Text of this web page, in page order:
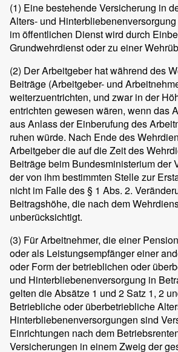
(1) Eine bestehende Versicherung in
Alters- und
im öffentlichen Dienst wird durch
Grundwehrdienst oder zu einer
(2) Der Arbeitgeber hat während des
Beiträge (Arbeitgeber- und
weiterzuentrichten, und zwar in der
entrichten gewesen wären, wenn das
aus Anlass der Einberufung des
ruhen würde. Nach Ende des
Arbeitgeber die auf die Zeit des
Beiträge beim Bundesministerium der
der von ihm bestimmten Stelle zur
nicht im Falle des § 1 Abs. 2.
Beitragshöhe, die nach dem
unberücksichtigt.
(3) Für Arbeitnehmer, die einer
oder als Leistungsempfänger einer
oder Form der betrieblichen oder
und Hinterbliebenenversorgung in
gelten die Absätze 1 und 2 Satz 1, 2
Betriebliche oder überbetriebliche
Hinterbliebenenversorgungen sind
Einrichtungen nach dem
Versicherungen in einem Zweig der